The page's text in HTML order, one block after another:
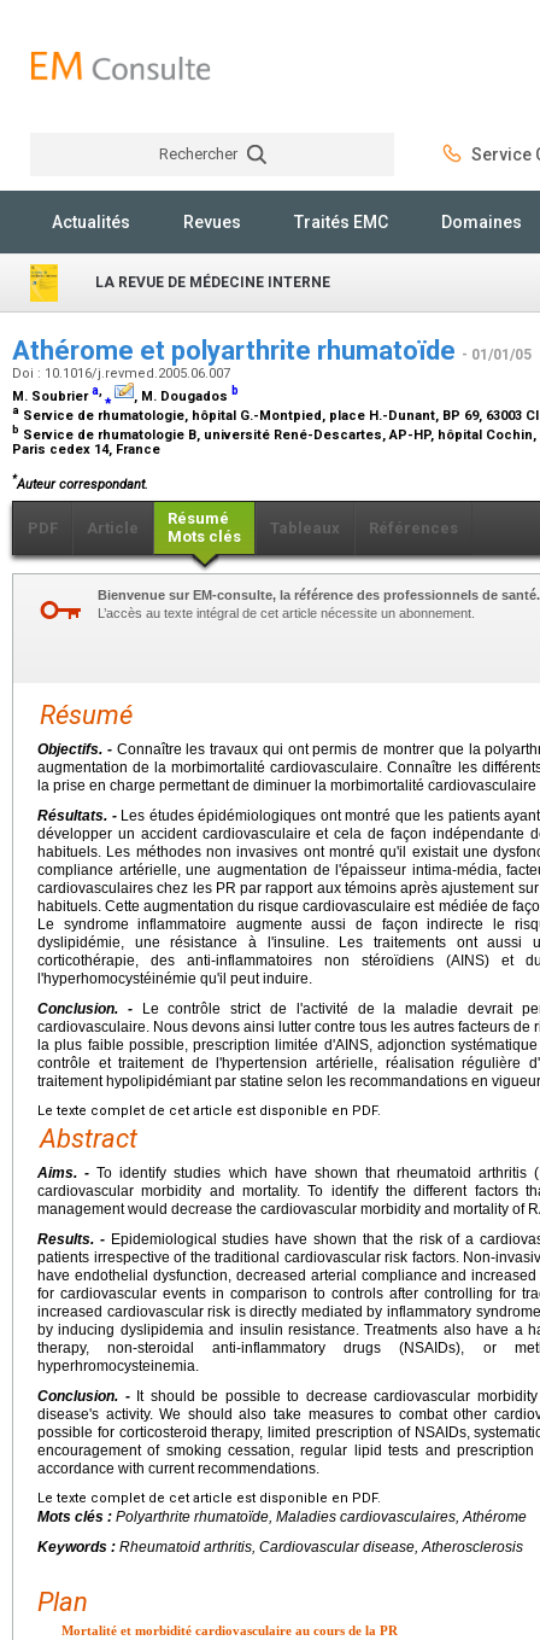
Rechercher Service
Actualités Revues Traités EMC Domaines
LA REVUE DE MÉDECINE INTERNE
Athérome et polyarthrite rhumatoïde - 01/01/05
Doi : 10.1016/j.revmed.2005.06.007
M. Soubriera,⁎ , M. Dougados b
a Service de rhumatologie, hôpital G.-Montpied, place H.-Dunant, BP 69, 63003
b Service de rhumatologie B, université René-Descartes, AP-HP, hôpital
Paris cedex 14, France
*Auteur correspondant.
PDF Article
Résumé
Mots clés
Tableaux Références
Bienvenue sur EM-consulte, la référence des professionnels de santé.
L’accès au texte intégral de cet article nécessite un abonnement.
Résumé
Objectifs. -Connaître les travaux qui ont permis de montrer que la
augmentation de la morbimortalité cardiovasculaire. Connaître les
la prise en charge permettant de diminuer la morbimortalité cardiovasculaire
Résultats. -Les études épidémiologiques ont montré que les patients
développer un accident cardiovasculaire et cela de façon indépendante
habituels. Les méthodes non invasives ont montré qu'il existait une
compliance artérielle, une augmentation de l'épaisseur intima-média,
cardiovasculaires chez les PR par rapport aux témoins après ajustement
habituels. Cette augmentation du risque cardiovasculaire est médiée de
Le syndrome inflammatoire augmente aussi de façon indirecte le
dyslipidémie, une résistance à l'insuline. Les traitements ont
corticothérapie, des anti-inflammatoires non stéroïdiens (AINS) et
l'hyperhomocystéinémie qu'il peut induire.
Conclusion. -Le contrôle strict de l'activité de la maladie devrait
cardiovasculaire. Nous devons ainsi lutter contre tous les autres facteurs
la plus faible possible, prescription limitée d'AINS, adjonction
contrôle et traitement de l'hypertension artérielle, réalisation régulière
traitement hypolipidémiant par statine selon les recommandations en
Le texte complet de cet article est disponible en PDF.
Abstract
Aims. - To identify studies which have shown that rheumatoid
cardiovascular morbidity and mortality. To identify the different factors
management would decrease the cardiovascular morbidity and mortality of
Results. -Epidemiological studies have shown that the risk of a
patients irrespective of the traditional cardiovascular risk factors. Non-
have endothelial dysfunction, decreased arterial compliance and
for cardiovascular events in comparison to controls after controlling for
increased cardiovascular risk is directly mediated by inflammatory
by inducing dyslipidemia and insulin resistance. Treatments also have a
therapy, non-steroidal anti-inflammatory drugs (NSAIDs), or
hyperhromocysteinemia.
Conclusion. -It should be possible to decrease cardiovascular
disease's activity. We should also take measures to combat other
possible for corticosteroid therapy, limited prescription of NSAIDs,
encouragement of smoking cessation, regular lipid tests and
accordance with current recommendations.
Le texte complet de cet article est disponible en PDF.
Mots clés : Polyarthrite rhumatoïde, Maladies cardiovasculaires, Athérome
Keywords : Rheumatoid arthritis, Cardiovascular disease, Atherosclerosis
Plan
Mortalité et morbidité cardiovasculaire au cours de la PR